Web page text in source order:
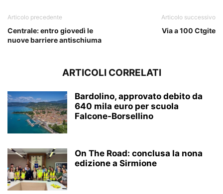
Articolo precedente
Centrale: entro giovedì le
nuove barriere antischiuma
Articolo successivo
Via a 100 Ctgite
ARTICOLI CORRELATI
Bardolino, approvato debito da
640 mila euro per scuola
Falcone-Borsellino
On The Road: conclusa la nona
edizione a Sirmione